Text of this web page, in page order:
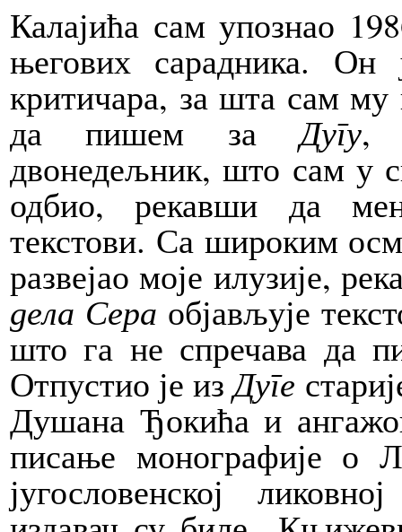
Калајића сам упознао
његових сарадника. Он
критичара, за шта сам му
да пишем заДугу,
двонедељник, што сам у
одбио, рекавши да
текстови. Са широким
развејао моје илузије,
дела Сера објављује
што га не спречава да
Отпустио је изДуге
Душана Ђокића и
писање монографије о
југословенској